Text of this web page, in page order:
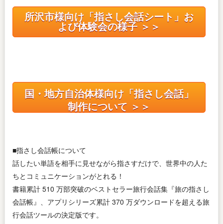
所沢市様向け「指さし会話シート」お
よび体験会の様子 ＞＞
国・地方自治体様向け「指さし会話」
制作について ＞＞
■指さし会話帳について
話したい単語を相手に見せながら指さすだけで、世界中の人た
ちとコミュニケーションがとれる！
書籍累計 510 万部突破のベストセラー旅行会話集『旅の指さし
会話帳』、アプリシリーズ累計 370 万ダウンロードを超える旅
行会話ツールの決定版です。